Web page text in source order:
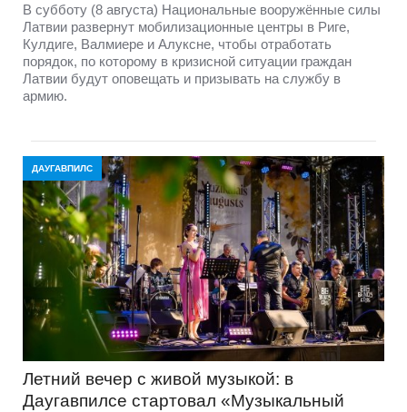
В субботу (8 августа) Национальные вооружённые силы
Латвии развернут мобилизационные центры в Риге,
Кулдиге, Валмиере и Алуксне, чтобы отработать
порядок, по которому в кризисной ситуации граждан
Латвии будут оповещать и призывать на службу в
армию.
ДАУГАВПИЛС
Летний вечер с живой музыкой: в
Даугавпилсе стартовал «Музыкальный